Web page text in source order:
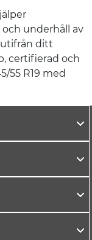
underhåll av
utifrån ditt
certifierad och
55 R19 med